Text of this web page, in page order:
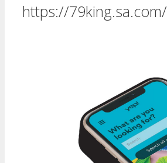
https://79king.sa.com/